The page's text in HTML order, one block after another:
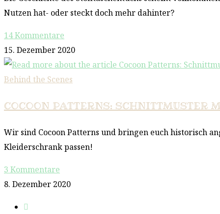
Nutzen hat- oder steckt doch mehr dahinter?
14 Kommentare
15. Dezember 2020
Behind the Scenes
COCOON PATTERNS: SCHNITTMUSTER
Wir sind Cocoon Patterns und bringen euch historisch
Kleiderschrank passen!
3 Kommentare
8. Dezember 2020
Gehe